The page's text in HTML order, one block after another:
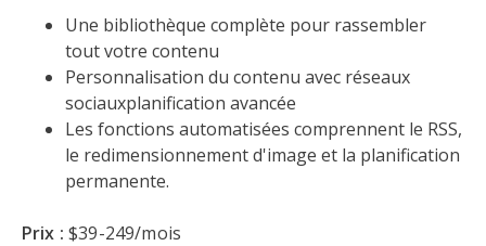
Une bibliothèque complète pour rassembler
tout votre contenu
Personnalisation du contenu avec réseaux
sociauxplanification avancée
Les fonctions automatisées comprennent le RSS,
le redimensionnement d'image et la planification
permanente.
Prix : $39-249/mois